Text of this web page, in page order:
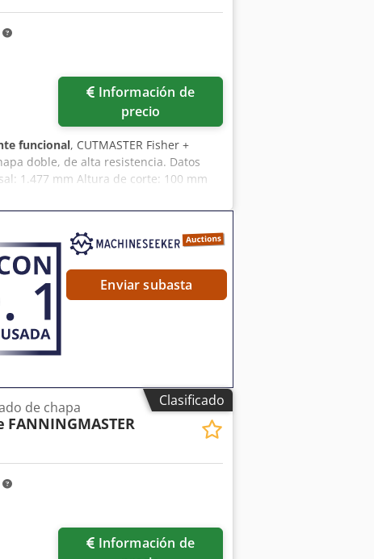
Pedir más fotos
precio
funcional, CUTMASTER Fisher +
doble, de alta resistencia. Datos
1.477 mm Altura de corte: 100 mm
Viga de presión: neumática Crsdpfx
kg Marcado CE Potencia total instalada:
Enviar subasta
Clasificado
Pedir más fotos
de chapa
FANNINGMASTER